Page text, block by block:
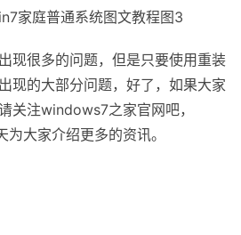
庭普通系统图文教程图3
很多的问题，但是只要使用重装
现的大部分问题，好了，如果大家
关注windows7之家官网吧，
大家介绍更多的资讯。